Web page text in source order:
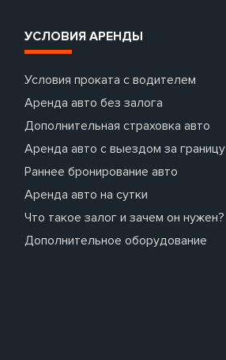
УСЛОВИЯ АРЕНДЫ
Условия проката с водителем
Аренда авто без залога
Дополнительная страховка авто
Аренда авто с выездом за границу
Раннее бронирование авто
Аренда авто на сутки
Что такое залог и зачем он нужен?
Дополнительное оборудование